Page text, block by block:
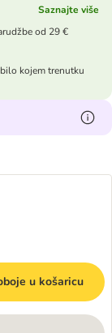
Saznajte više
od 29 €
kojem trenutku
u košaricu